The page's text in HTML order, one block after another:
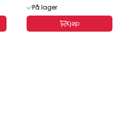
På lager
Kjøp